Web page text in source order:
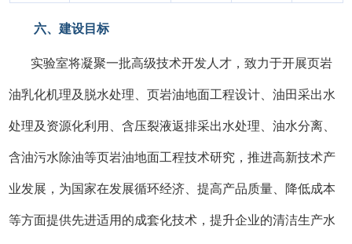
六、建设目标
实验室将凝聚一批高级技术开发人才，致力于开展页岩
油乳化机理及脱水处理、页岩油地面工程设计、油田采出水
处理及资源化利用、含压裂液返排采出水处理、油水分离、
含油污水除油等页岩油地面工程技术研究，推进高新技术产
业发展，为国家在发展循环经济、提高产品质量、降低成本
等方面提供先进适用的成套化技术，提升企业的清洁生产水